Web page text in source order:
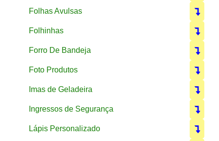
Folhas Avulsas
Folhinhas
Forro De Bandeja
Foto Produtos
Imas de Geladeira
Ingressos de Segurança
Lápis Personalizado